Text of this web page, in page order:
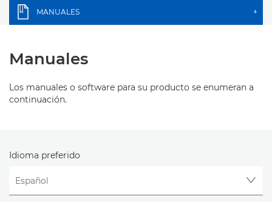
MANUALES +
Manuales
Los manuales o software para su producto se enumeran a
continuación.
Idioma preferido